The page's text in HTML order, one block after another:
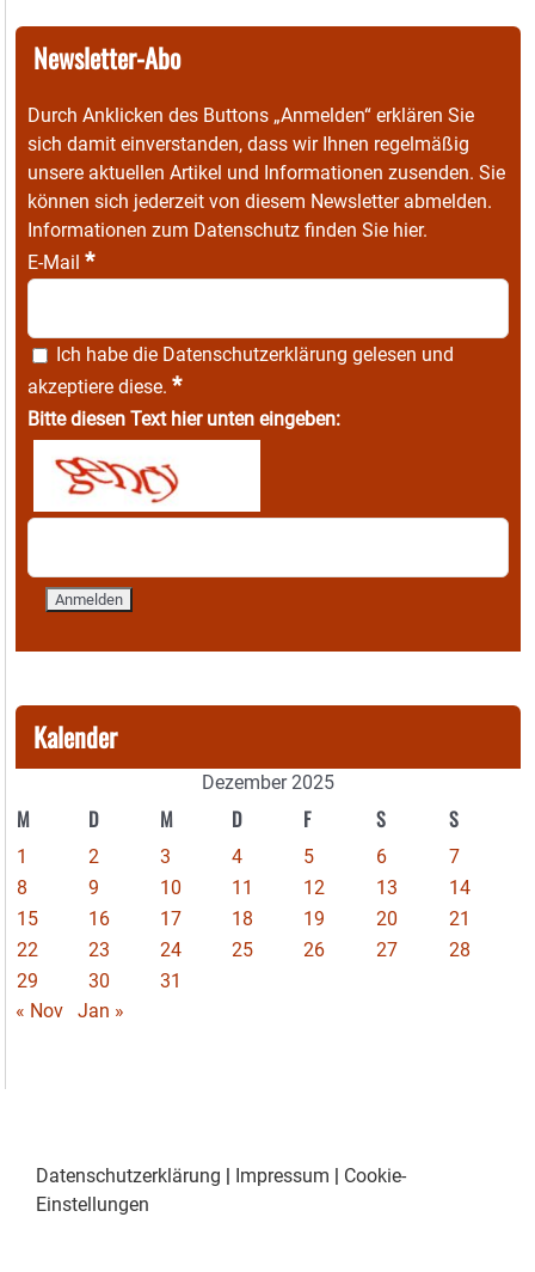
Newsletter-Abo
Durch Anklicken des Buttons „Anmelden“ erklären Sie
sich damit einverstanden, dass wir Ihnen regelmäßig
unsere aktuellen Artikel und Informationen zusenden. Sie
können sich jederzeit von diesem Newsletter abmelden.
Informationen zum Datenschutz finden Sie hier.
E-Mail *
Ich habe die Datenschutzerklärung gelesen und
akzeptiere diese. *
Bitte diesen Text hier unten eingeben:
Kalender
Dezember 2025
M D M D F S S
1 2 3 4 5 6
7
8
9 10 11 12 13
14
15
16 17 18 19 20
21
22
23 24 25 26 27
28
29
30
31
« Nov
Jan »
Datenschutzerklärung | Impressum | Cookie-
Einstellungen